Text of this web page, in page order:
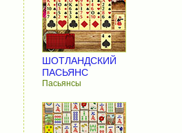
ШОТЛАНДСКИЙ
ПАСЬЯНС
Пасьянсы